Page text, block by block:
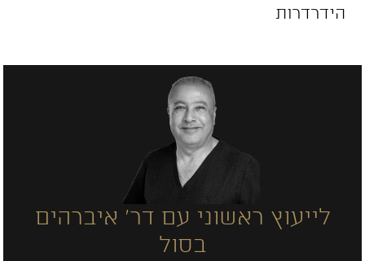
הידרדרות
לייעוץ ראשוני עם דר' איברהים
בסול